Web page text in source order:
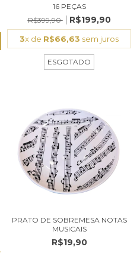
16 PEÇAS
R$399,90
R$199,90
3x de R$66,63 sem juros
ESGOTADO
PRATO DE SOBREMESA NOTAS
MUSICAIS
R$19,90